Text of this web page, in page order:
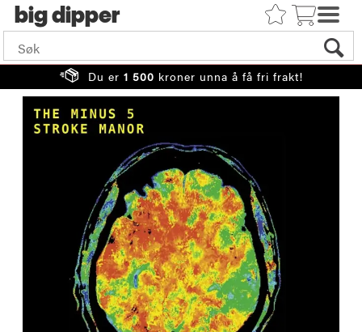
big
Du er 1 500 kroner unna å få fri frakt!